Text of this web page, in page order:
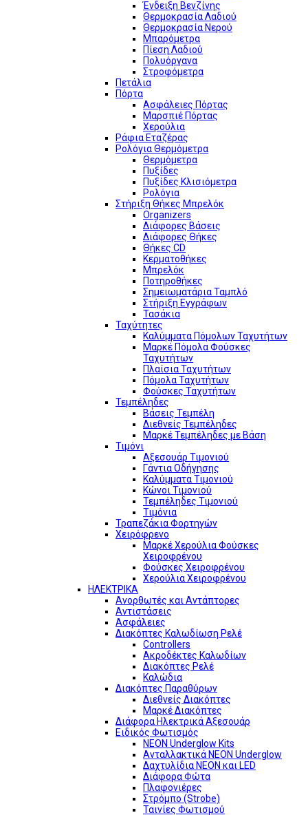
Ένδειξη Βενζίνης
Θερμοκρασία Λαδιού
Θερμοκρασία Νερού
Μπαρόμετρα
Πίεση Λαδιού
Πολυόργανα
Στροφόμετρα
Πετάλια
Πόρτα
Ασφάλειες Πόρτας
Μαρσπιέ Πόρτας
Χερούλια
Ράφια Εταζέρας
Ρολόγια Θερμόμετρα
Θερμόμετρα
Πυξίδες
Πυξίδες Κλισιόμετρα
Ρολόγια
Στήριξη Θήκες Μπρελόκ
Organizers
Διάφορες Βάσεις
Διάφορες Θήκες
Θήκες CD
Κερματοθήκες
Μπρελόκ
Ποτηροθήκες
Σημειωματάρια Ταμπλό
Στήριξη Εγγράφων
Τασάκια
Ταχύτητες
Καλύμματα Πόμολων Ταχυτήτων
Μαρκέ Πόμολα Φούσκες
Ταχυτήτων
Πλαίσια Ταχυτήτων
Πόμολα Ταχυτήτων
Φούσκες Ταχυτήτων
Τεμπέληδες
Βάσεις Τεμπέλη
Διεθνείς Τεμπέληδες
Μαρκέ Τεμπέληδες με Βάση
Τιμόνι
Αξεσουάρ Τιμονιού
Γάντια Οδήγησης
Καλύμματα Τιμονιού
Κώνοι Τιμονιού
Τεμπέληδες Τιμονιού
Τιμόνια
Τραπεζάκια Φορτηγών
Χειρόφρενο
Μαρκέ Χερούλια Φούσκες
Χειροφρένου
Φούσκες Χειροφρένου
Χερούλια Χειροφρένου
ΗΛΕΚΤΡΙΚΑ
Ανορθωτές και Αντάπτορες
Αντιστάσεις
Ασφάλειες
Διακόπτες Καλωδίωση Ρελέ
Controllers
Ακροδέκτες Καλωδίων
Διακόπτες Ρελέ
Καλώδια
Διακόπτες Παραθύρων
Διεθνείς Διακόπτες
Μαρκέ Διακόπτες
Διάφορα Ηλεκτρικά Αξεσουάρ
Ειδικός Φωτισμός
NEON Underglow Kits
Ανταλλακτικά NEON Underglow
Δαχτυλίδια NEON και LED
Διάφορα Φώτα
Πλαφονιέρες
Στρόμπο (Strobe)
Ταινίες Φωτισμού